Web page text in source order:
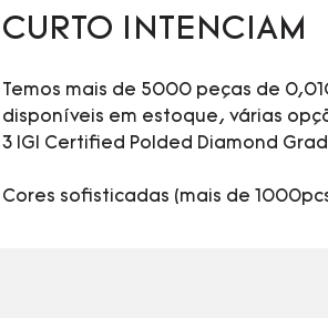
CURTO INTENCIAM
Temos mais de 5000 peças de
disponíveis em estoque, várias
3 IGI Certified Polded Diamond
Cores sofisticadas (mais de